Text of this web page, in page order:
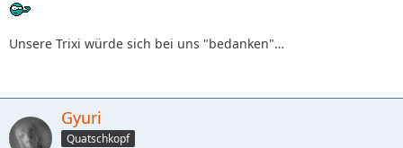
Unsere Trixi würde sich bei uns "bedanken"…
Gyuri
Quatschkopf